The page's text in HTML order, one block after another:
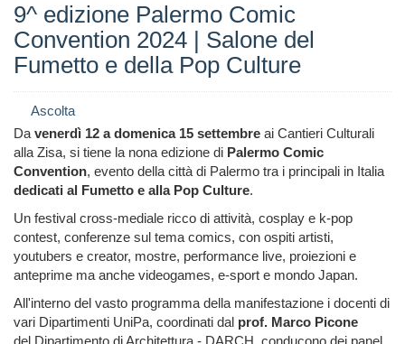
9^ edizione Palermo Comic
Convention 2024 | Salone del
Fumetto e della Pop Culture
Ascolta
Davenerdì 12 a domenica 15 settembre ai Cantieri Culturali
alla Zisa, si tiene la nona edizione di Palermo Comic
Convention, evento della città di Palermo tra i principali in Italia
dedicati al Fumetto e alla Pop Culture.
Un festival cross-mediale ricco di attività, cosplay e k-pop
contest, conferenze sul tema comics, con ospiti artisti,
youtubers e creator, mostre, performance live, proiezioni e
anteprime ma anche videogames, e-sport e mondo Japan.
All'interno del vasto programma della manifestazione i docenti di
vari Dipartimenti UniPa, coordinati dal prof. Marco Picone